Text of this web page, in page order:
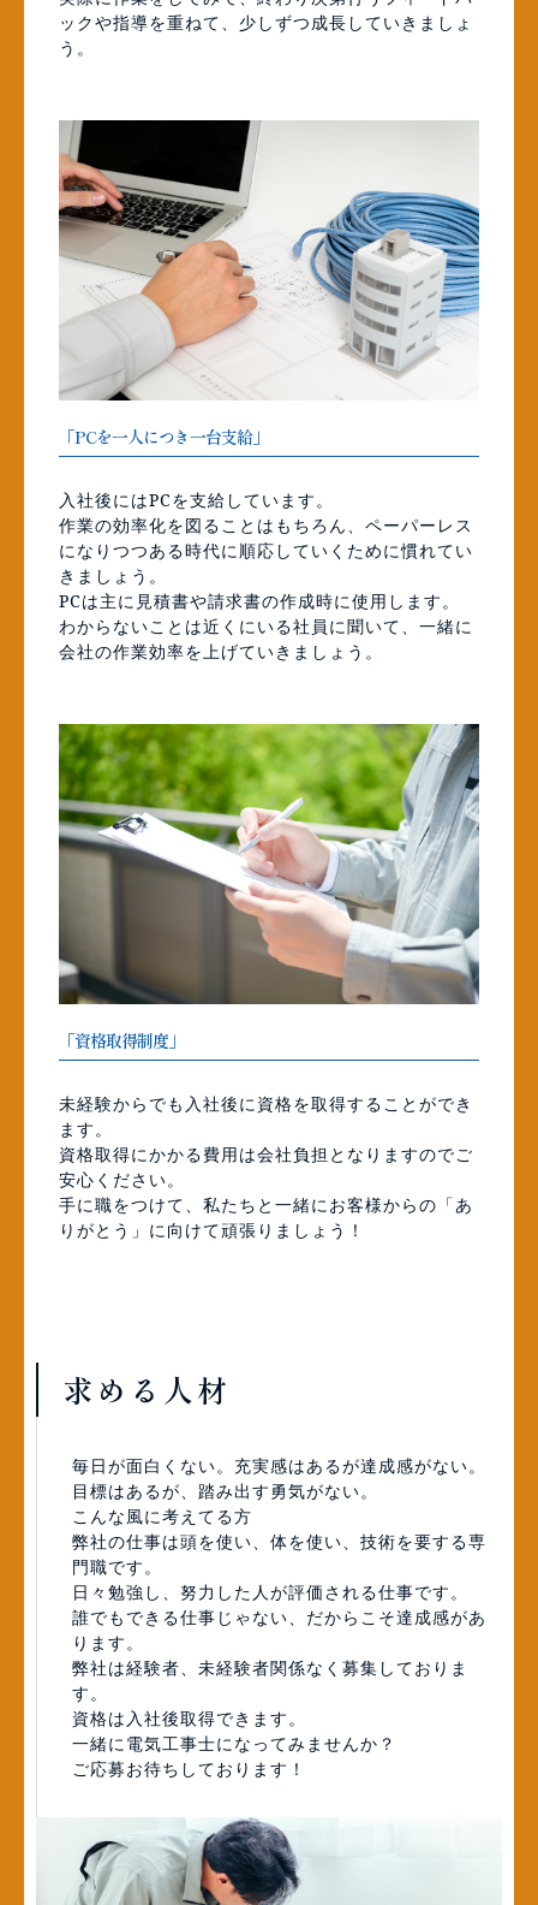
ックや指導を重ねて、少しずつ成長していきましょ
う。
「PCを一人につき一台支給」
入社後にはPCを支給しています。
作業の効率化を図ることはもちろん、ペーパーレス
になりつつある時代に順応していくために慣れてい
きましょう。
PCは主に見積書や請求書の作成時に使用します。
わからないことは近くにいる社員に聞いて、一緒に
会社の作業効率を上げていきましょう。
「資格取得制度」
未経験からでも入社後に資格を取得することができ
ます。
資格取得にかかる費用は会社負担となりますのでご
安心ください。
手に職をつけて、私たちと一緒にお客様からの「あ
りがとう」に向けて頑張りましょう！
求める人材
毎日が面白くない。充実感はあるが達成感がない。
目標はあるが、踏み出す勇気がない。
こんな風に考えてる方
弊社の仕事は頭を使い、体を使い、技術を要する専
門職です。
日々勉強し、努力した人が評価される仕事です。
誰でもできる仕事じゃない、だからこそ達成感があ
ります。
弊社は経験者、未経験者関係なく募集しておりま
す。
資格は入社後取得できます。
一緒に電気工事士になってみませんか？
ご応募お待ちしております！